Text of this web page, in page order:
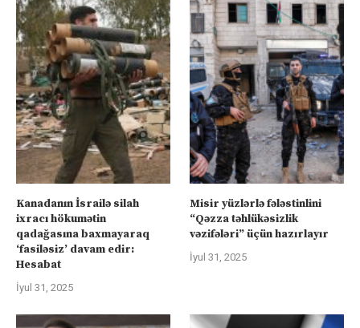
Kanadanın İsrailə silah
ixracı hökumətin
qadağasına baxmayaraq
‘fasiləsiz’ davam edir:
Hesabat
İyul 31, 2025
Misir yüzlərlə fələstinlini
“Qəzza təhlükəsizlik
vəzifələri” üçün hazırlayır
İyul 31, 2025